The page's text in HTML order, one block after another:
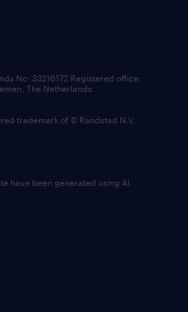
No: 33216172 Registered office:
The Netherlands.
trademark of © Randstad N.V.
have been generated using AI.